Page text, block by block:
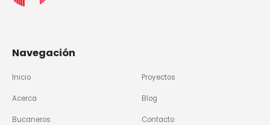
Navegación
Inicio
Acerca
Bucaneros
Proyectos
Blog
Contacto